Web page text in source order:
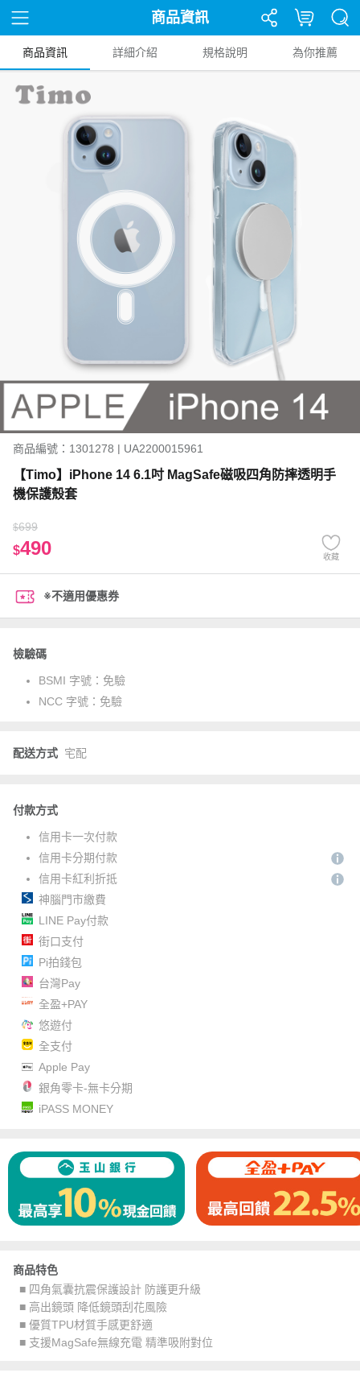
商品資訊
商品資訊 詳細介紹 規格說明 為你推薦
商品編號：1301278 | UA2200015961
【Timo】iPhone 14 6.1吋 MagSafe磁吸四角防摔透明手
機保護殼套
$699
$490 收藏
※不適用優惠券
檢驗碼
BSMI 字號： 免驗
NCC 字號： 免驗
配送方式 宅配
付款方式
信用卡一次付款
信用卡分期付款
信用卡紅利折抵
神腦門市繳費
LINE Pay付款
街口支付
Pi拍錢包
台灣Pay
全盈+PAY
悠遊付
全支付
Apple Pay
銀角零卡-無卡分期
iPASS MONEY
商品特色
■ 四角氣囊抗震保護設計 防護更升級
■ 高出鏡頭 降低鏡頭刮花風險
■ 優質TPU材質手感更舒適
■ 支援MagSafe無線充電 精準吸附對位